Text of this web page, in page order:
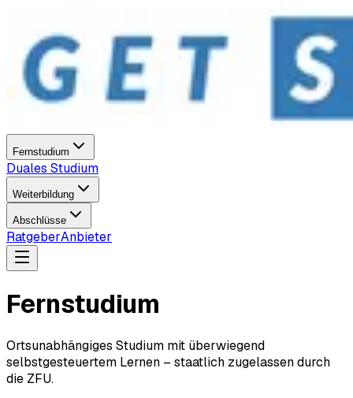
Fernstudium
Duales Studium
Weiterbildung
Abschlüsse
RatgeberAnbieter
Fernstudium
Ortsunabhängiges Studium mit überwiegend
selbstgesteuertem Lernen – staatlich zugelassen durch
die ZFU.